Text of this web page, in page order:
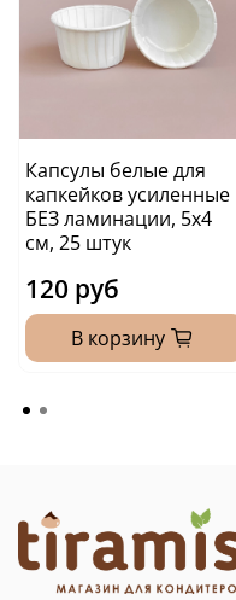
Капсулы белые для
капкейков усиленные
БЕЗ ламинации, 5х4
см, 25 штук
120 руб
В корзину